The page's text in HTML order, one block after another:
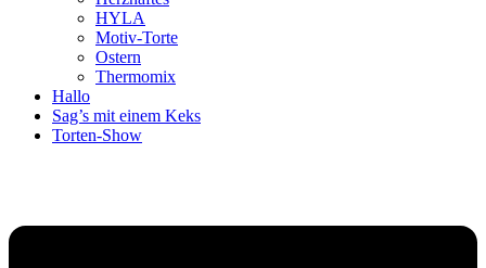
HYLA
Motiv-Torte
Ostern
Thermomix
Hallo
Sag’s mit einem Keks
Torten-Show